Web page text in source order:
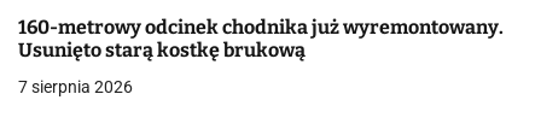
a
c
160-metrowy odcinek chodnika już wyremontowany.
Usunięto starą kostkę brukową
7 sierpnia 2026